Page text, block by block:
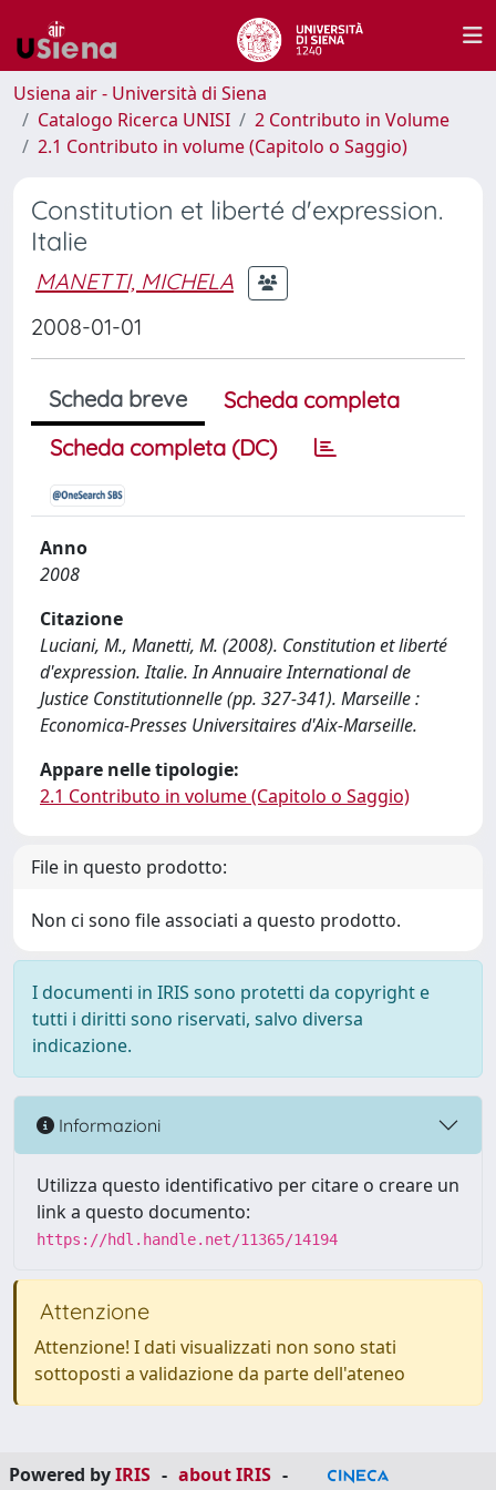
Usiena air - Università di Siena
Catalogo Ricerca UNISI
2 Contributo in Volume
2.1 Contributo in volume (Capitolo o Saggio)
Constitution et liberté d'expression.
Italie
MANETTI, MICHELA
2008-01-01
Scheda breve
Scheda completa
Scheda completa (DC)
Anno
2008
Citazione
Luciani, M., Manetti, M. (2008). Constitution et liberté
d'expression. Italie. In Annuaire International de
Justice Constitutionnelle (pp. 327-341). Marseille :
Economica-Presses Universitaires d'Aix-Marseille.
Appare nelle tipologie:
2.1 Contributo in volume (Capitolo o Saggio)
File in questo prodotto:
Non ci sono file associati a questo prodotto.
I documenti in IRIS sono protetti da copyright e
tutti i diritti sono riservati, salvo diversa
indicazione.
Informazioni
Utilizza questo identificativo per citare o creare un
link a questo documento:
https://hdl.handle.net/11365/14194
Attenzione
Attenzione! I dati visualizzati non sono stati
sottoposti a validazione da parte dell'ateneo
Powered byIRIS - about IRIS -